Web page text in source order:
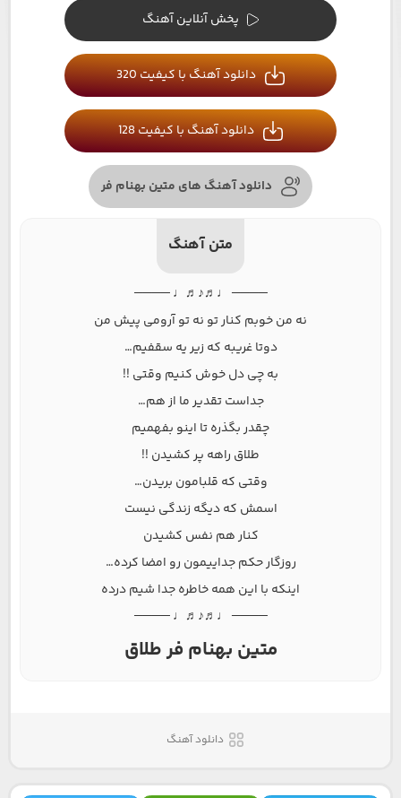
پخش آنلاین آهنگ
دانلود آهنگ با کیفیت 320
دانلود آهنگ با کیفیت 128
دانلود آهنگ های متین بهنام فر
متن آهنگ
──── ♩♬♪♬♩ ────
نه من خوبم کنار تو نه تو آرومی پیش من
دوتا غریبه که زیر یه سقفیم…
به چی دل خوش کنیم وقتی !!
جداست تقدیر ما از هم…
چقدر بگذره تا اینو بفهمیم
طلاق راهه پر کشیدن !!
وقتی که قلبامون بریدن…
اسمش که دیگه زندگی نیست
کنار هم نفس کشیدن
روزگار حکم جداییمون رو امضا کرده…
اینکه با این همه خاطره جدا شیم درده
──── ♩♬♪♬♩ ────
متین بهنام فر طلاق
دانلود آهنگ